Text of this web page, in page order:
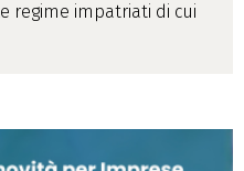
regime impatriati di cui